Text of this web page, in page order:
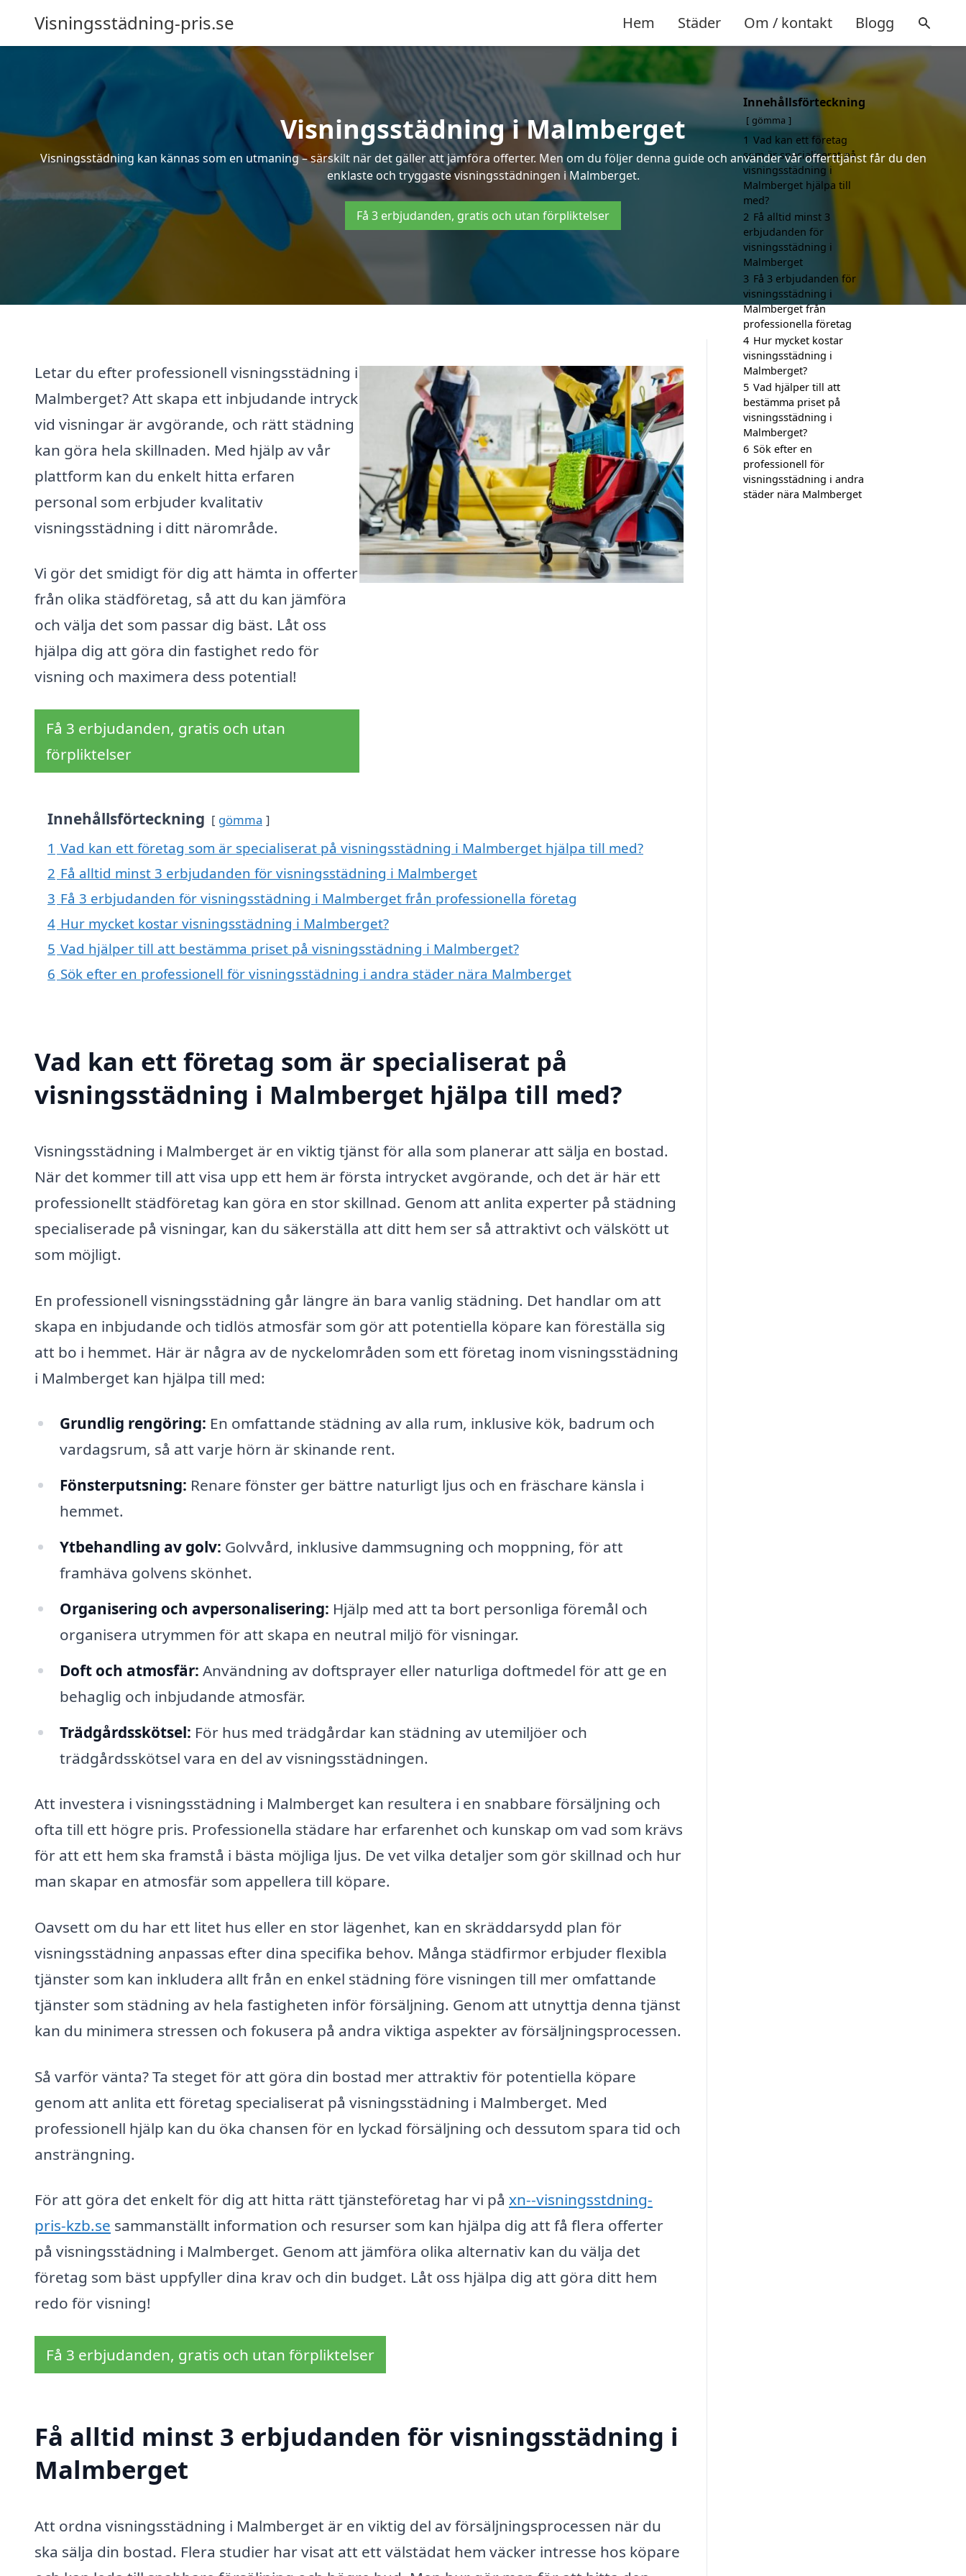
Visningsstädning-pris.se Hem Städer Om / kontakt Blogg
Visningsstädning i Malmberget
Visningsstädning kan kännas som en utmaning – särskilt när det gäller att jämföra offerter. Men om du följer denna guide och använder vår offerttjänst får du den
enklaste och tryggaste visningsstädningen i Malmberget.
Få 3 erbjudanden, gratis och utan förpliktelser
Letar du efter professionell visningsstädning i
Malmberget? Att skapa ett inbjudande intryck
vid visningar är avgörande, och rätt städning
kan göra hela skillnaden. Med hjälp av vår
plattform kan du enkelt hitta erfaren
personal som erbjuder kvalitativ
visningsstädning i ditt närområde.
Vi gör det smidigt för dig att hämta in offerter
från olika städföretag, så att du kan jämföra
och välja det som passar dig bäst. Låt oss
hjälpa dig att göra din fastighet redo för
visning och maximera dess potential!
Få 3 erbjudanden, gratis och utan
förpliktelser
Innehållsförteckning gömma
1 Vad kan ett företag som är specialiserat på visningsstädning i Malmberget hjälpa till med?
2 Få alltid minst 3 erbjudanden för visningsstädning i Malmberget
3 Få 3 erbjudanden för visningsstädning i Malmberget från professionella företag
4 Hur mycket kostar visningsstädning i Malmberget?
5 Vad hjälper till att bestämma priset på visningsstädning i Malmberget?
6 Sök efter en professionell för visningsstädning i andra städer nära Malmberget
Vad kan ett företag som är specialiserat på
visningsstädning i Malmberget hjälpa till med?
Visningsstädning i Malmberget är en viktig tjänst för alla som planerar att sälja en bostad.
När det kommer till att visa upp ett hem är första intrycket avgörande, och det är här ett
professionellt städföretag kan göra en stor skillnad. Genom att anlita experter på städning
specialiserade på visningar, kan du säkerställa att ditt hem ser så attraktivt och välskött ut
som möjligt.
En professionell visningsstädning går längre än bara vanlig städning. Det handlar om att
skapa en inbjudande och tidlös atmosfär som gör att potentiella köpare kan föreställa sig
att bo i hemmet. Här är några av de nyckelområden som ett företag inom visningsstädning
i Malmberget kan hjälpa till med:
Grundlig rengöring: En omfattande städning av alla rum, inklusive kök, badrum och
vardagsrum, så att varje hörn är skinande rent.
Fönsterputsning: Renare fönster ger bättre naturligt ljus och en fräschare känsla i
hemmet.
Ytbehandling av golv: Golvvård, inklusive dammsugning och moppning, för att
framhäva golvens skönhet.
Organisering och avpersonalisering: Hjälp med att ta bort personliga föremål och
organisera utrymmen för att skapa en neutral miljö för visningar.
Doft och atmosfär: Användning av doftsprayer eller naturliga doftmedel för att ge en
behaglig och inbjudande atmosfär.
Trädgårdsskötsel: För hus med trädgårdar kan städning av utemiljöer och
trädgårdsskötsel vara en del av visningsstädningen.
Att investera i visningsstädning i Malmberget kan resultera i en snabbare försäljning och
ofta till ett högre pris. Professionella städare har erfarenhet och kunskap om vad som krävs
för att ett hem ska framstå i bästa möjliga ljus. De vet vilka detaljer som gör skillnad och hur
man skapar en atmosfär som appellera till köpare.
Oavsett om du har ett litet hus eller en stor lägenhet, kan en skräddarsydd plan för
visningsstädning anpassas efter dina specifika behov. Många städfirmor erbjuder flexibla
tjänster som kan inkludera allt från en enkel städning före visningen till mer omfattande
tjänster som städning av hela fastigheten inför försäljning. Genom att utnyttja denna tjänst
kan du minimera stressen och fokusera på andra viktiga aspekter av försäljningsprocessen.
Så varför vänta? Ta steget för att göra din bostad mer attraktiv för potentiella köpare
genom att anlita ett företag specialiserat på visningsstädning i Malmberget. Med
professionell hjälp kan du öka chansen för en lyckad försäljning och dessutom spara tid och
ansträngning.
För att göra det enkelt för dig att hitta rätt tjänsteföretag har vi på xn--visningsstdning-
pris-kzb.se sammanställt information och resurser som kan hjälpa dig att få flera offerter
på visningsstädning i Malmberget. Genom att jämföra olika alternativ kan du välja det
företag som bäst uppfyller dina krav och din budget. Låt oss hjälpa dig att göra ditt hem
redo för visning!
Få 3 erbjudanden, gratis och utan förpliktelser
Få alltid minst 3 erbjudanden för visningsstädning i
Malmberget
Att ordna visningsstädning i Malmberget är en viktig del av försäljningsprocessen när du
ska sälja din bostad. Flera studier har visat att ett välstädat hem väcker intresse hos köpare
Innehållsförteckning
gömma
1 Vad kan ett företag
som är specialiserat på
visningsstädning i
Malmberget hjälpa till
med?
2 Få alltid minst 3
erbjudanden för
visningsstädning i
Malmberget
3 Få 3 erbjudanden för
visningsstädning i
Malmberget från
professionella företag
4 Hur mycket kostar
visningsstädning i
Malmberget?
5 Vad hjälper till att
bestämma priset på
visningsstädning i
Malmberget?
6 Sök efter en
professionell för
visningsstädning i andra
städer nära Malmberget